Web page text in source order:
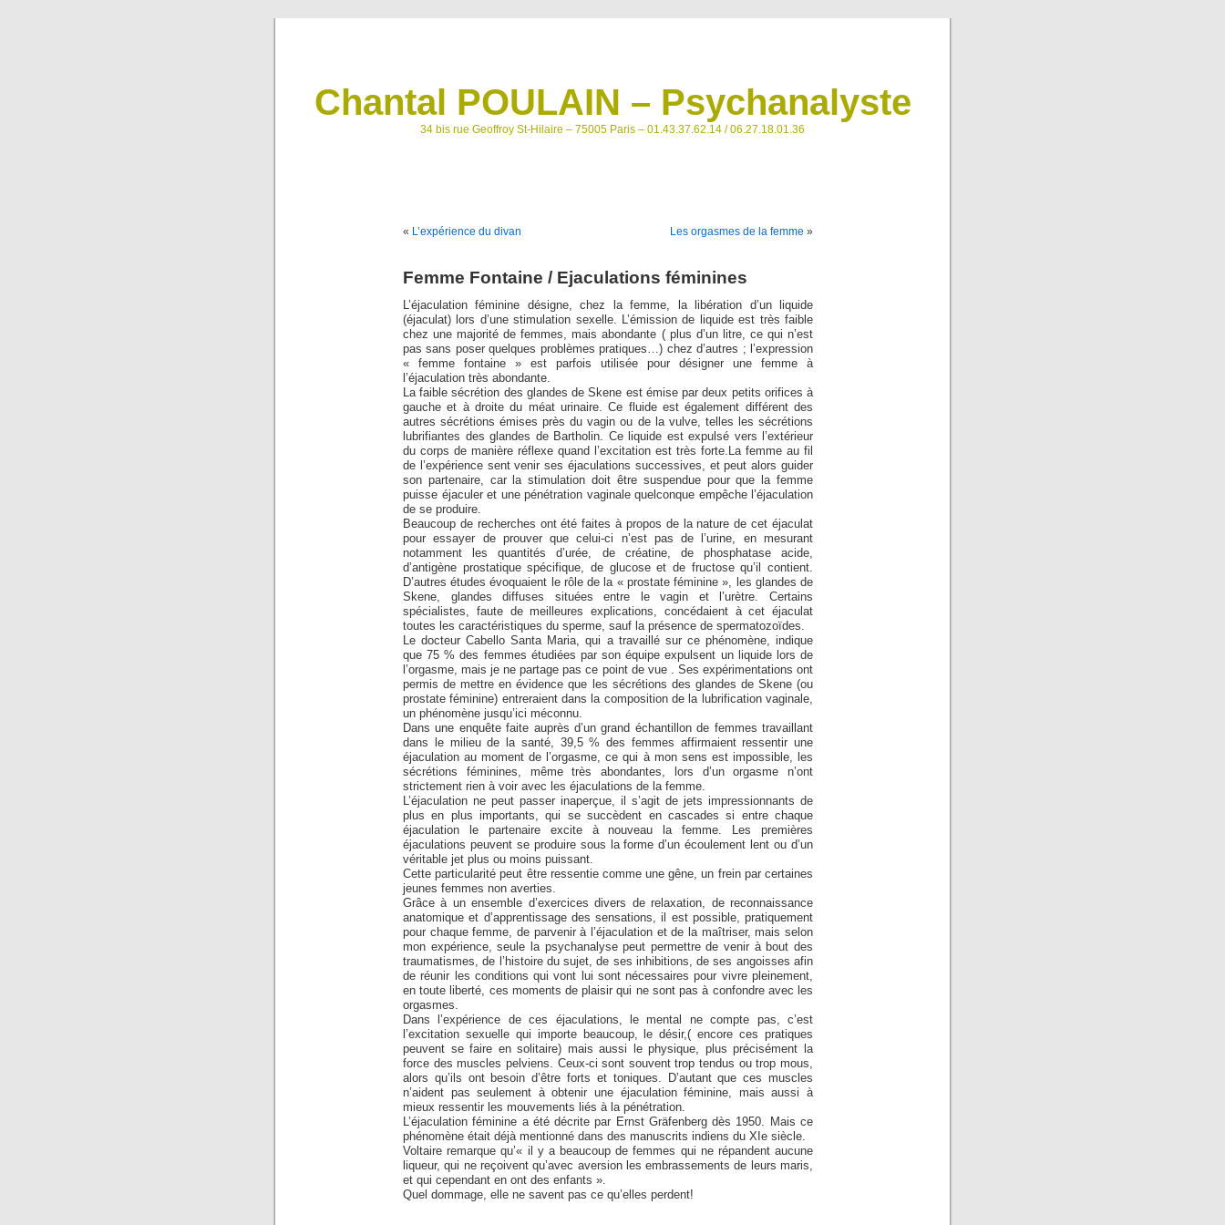
Chantal POULAIN – Psychanalyste
34 bis rue Geoffroy St-Hilaire – 75005 Paris – 01.43.37.62.14 / 06.27.18.01.36
« L’expérience du divan Les orgasmes de la femme »
Femme Fontaine / Ejaculations féminines
L’éjaculation féminine désigne, chez la femme, la libération d’un liquide
(éjaculat) lors d’une stimulation sexelle. L’émission de liquide est très faible
chez une majorité de femmes, mais abondante ( plus d’un litre, ce qui n’est
pas sans poser quelques problèmes pratiques…) chez d’autres ; l’expression
« femme fontaine » est parfois utilisée pour désigner une femme à
l’éjaculation très abondante.
La faible sécrétion des glandes de Skene est émise par deux petits orifices à
gauche et à droite du méat urinaire. Ce fluide est également différent des
autres sécrétions émises près du vagin ou de la vulve, telles les sécrétions
lubrifiantes des glandes de Bartholin. Ce liquide est expulsé vers l’extérieur
du corps de manière réflexe quand l’excitation est très forte.La femme au fil
de l’expérience sent venir ses éjaculations successives, et peut alors guider
son partenaire, car la stimulation doit être suspendue pour que la femme
puisse éjaculer et une pénétration vaginale quelconque empêche l’éjaculation
de se produire.
Beaucoup de recherches ont été faites à propos de la nature de cet éjaculat
pour essayer de prouver que celui-ci n’est pas de l’urine, en mesurant
notamment les quantités d’urée, de créatine, de phosphatase acide,
d’antigène prostatique spécifique, de glucose et de fructose qu’il contient.
D’autres études évoquaient le rôle de la « prostate féminine », les glandes de
Skene, glandes diffuses situées entre le vagin et l’urètre. Certains
spécialistes, faute de meilleures explications, concédaient à cet éjaculat
toutes les caractéristiques du sperme, sauf la présence de spermatozoïdes.
Le docteur Cabello Santa Maria, qui a travaillé sur ce phénomène, indique
que 75 % des femmes étudiées par son équipe expulsent un liquide lors de
l’orgasme, mais je ne partage pas ce point de vue . Ses expérimentations ont
permis de mettre en évidence que les sécrétions des glandes de Skene (ou
prostate féminine) entreraient dans la composition de la lubrification vaginale,
un phénomène jusqu’ici méconnu.
Dans une enquête faite auprès d’un grand échantillon de femmes travaillant
dans le milieu de la santé, 39,5 % des femmes affirmaient ressentir une
éjaculation au moment de l’orgasme, ce qui à mon sens est impossible, les
sécrétions féminines, même très abondantes, lors d’un orgasme n’ont
strictement rien à voir avec les éjaculations de la femme.
L’éjaculation ne peut passer inaperçue, il s’agit de jets impressionnants de
plus en plus importants, qui se succèdent en cascades si entre chaque
éjaculation le partenaire excite à nouveau la femme. Les premières
éjaculations peuvent se produire sous la forme d’un écoulement lent ou d’un
véritable jet plus ou moins puissant.
Cette particularité peut être ressentie comme une gêne, un frein par certaines
jeunes femmes non averties.
Grâce à un ensemble d’exercices divers de relaxation, de reconnaissance
anatomique et d’apprentissage des sensations, il est possible, pratiquement
pour chaque femme, de parvenir à l’éjaculation et de la maîtriser, mais selon
mon expérience, seule la psychanalyse peut permettre de venir à bout des
traumatismes, de l’histoire du sujet, de ses inhibitions, de ses angoisses afin
de réunir les conditions qui vont lui sont nécessaires pour vivre pleinement,
en toute liberté, ces moments de plaisir qui ne sont pas à confondre avec les
orgasmes.
Dans l’expérience de ces éjaculations, le mental ne compte pas, c’est
l’excitation sexuelle qui importe beaucoup, le désir,( encore ces pratiques
peuvent se faire en solitaire) mais aussi le physique, plus précisément la
force des muscles pelviens. Ceux-ci sont souvent trop tendus ou trop mous,
alors qu’ils ont besoin d’être forts et toniques. D’autant que ces muscles
n’aident pas seulement à obtenir une éjaculation féminine, mais aussi à
mieux ressentir les mouvements liés à la pénétration.
L’éjaculation féminine a été décrite par Ernst Gräfenberg dès 1950. Mais ce
phénomène était déjà mentionné dans des manuscrits indiens du XIe siècle.
Voltaire remarque qu’« il y a beaucoup de femmes qui ne répandent aucune
liqueur, qui ne reçoivent qu’avec aversion les embrassements de leurs maris,
et qui cependant en ont des enfants ».
Quel dommage, elle ne savent pas ce qu’elles perdent!